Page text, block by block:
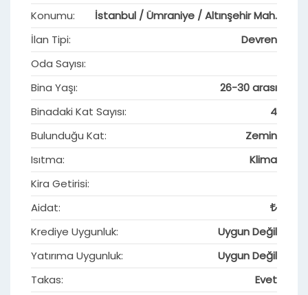
Konumu:
İstanbul / Ümraniye / Altınşehir Mah.
İlan Tipi:
Devren
Oda Sayısı:
Bina Yaşı:
26-30 arası
Binadaki Kat Sayısı:
4
Bulunduğu Kat:
Zemin
Isıtma:
Klima
Kira Getirisi:
Aidat:
Krediye Uygunluk:
Uygun Değil
Yatırıma Uygunluk:
Uygun Değil
Takas:
Evet